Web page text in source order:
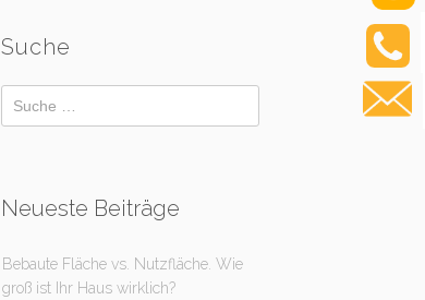
Suche
Neueste Beiträge
Bebaute Fläche vs. Nutzfläche. Wie
groß ist Ihr Haus wirklich?